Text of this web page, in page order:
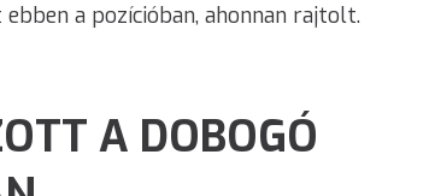
a pozícióban, ahonnan rajtolt.
A DOBOGÓ